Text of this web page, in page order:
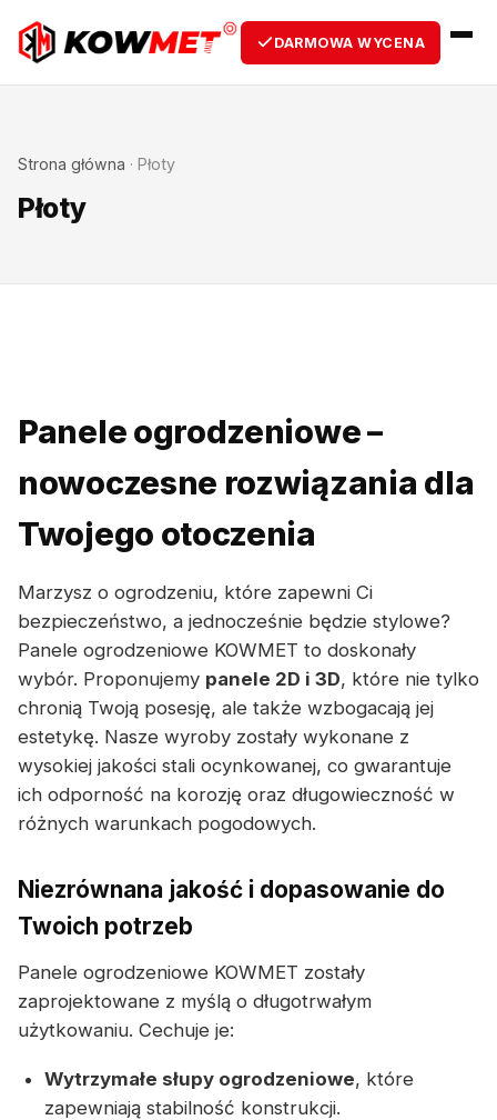
DARMOWA WYCENA
Strona główna · Płoty
Płoty
Panele ogrodzeniowe –
nowoczesne rozwiązania dla
Twojego otoczenia
Marzysz o ogrodzeniu, które zapewni Ci
bezpieczeństwo, a jednocześnie będzie stylowe?
Panele ogrodzeniowe KOWMET to doskonały
wybór. Proponujemy panele 2D i 3D, które nie tylko
chronią Twoją posesję, ale także wzbogacają jej
estetykę. Nasze wyroby zostały wykonane z
wysokiej jakości stali ocynkowanej, co gwarantuje
ich odporność na korozję oraz długowieczność w
różnych warunkach pogodowych.
Niezrównana jakość i dopasowanie do
Twoich potrzeb
Panele ogrodzeniowe KOWMET zostały
zaprojektowane z myślą o długotrwałym
użytkowaniu. Cechuje je:
Wytrzymałe słupy ogrodzeniowe, które
zapewniają stabilność konstrukcji.